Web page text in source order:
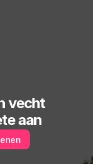
vecht
aan